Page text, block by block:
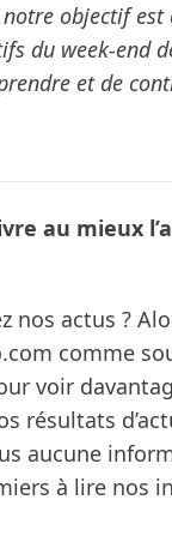
objectif
du week-end
et de
au mieux
nos actus ?
comme
voir
résultats
aucune
à lire nos